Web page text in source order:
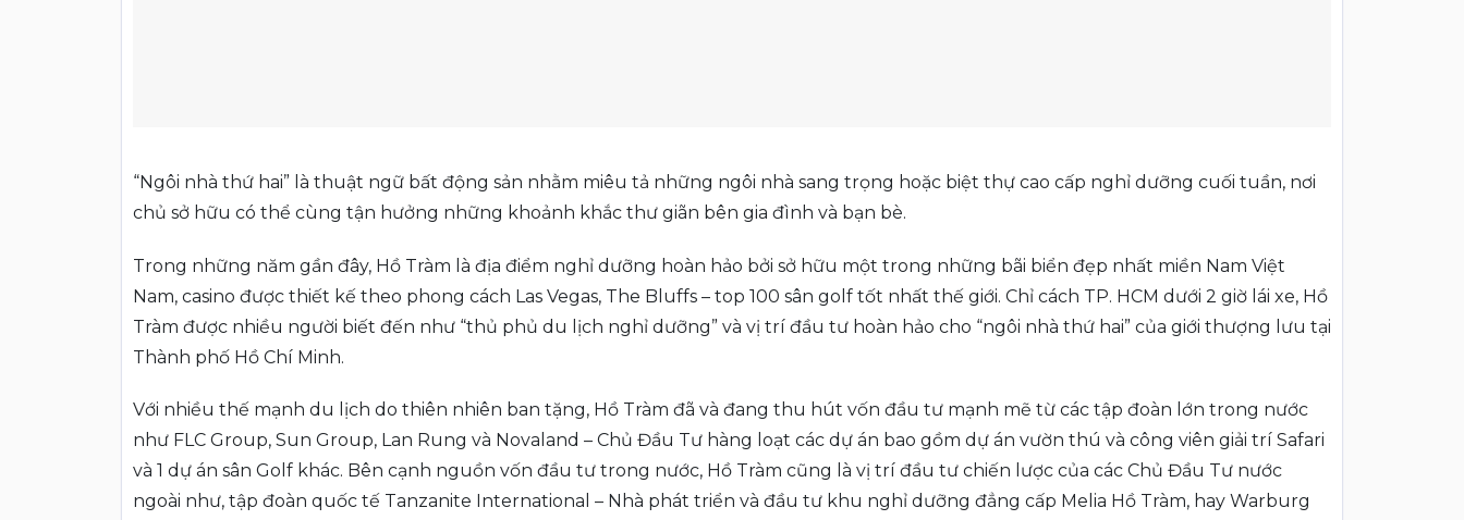
“Ngôi nhà thứ hai” là thuật ngữ bất động sản nhằm miêu tả những ngôi nhà sang trọng hoặc biệt thự cao cấp nghỉ dưỡng cuối tuần, nơi
chủ sở hữu có thể cùng tận hưởng những khoảnh khắc thư giãn bên gia đình và bạn bè.
Trong những năm gần đây, Hồ Tràm là địa điểm nghỉ dưỡng hoàn hảo bởi sở hữu một trong những bãi biển đẹp nhất miền Nam Việt
Nam, casino được thiết kế theo phong cách Las Vegas, The Bluffs – top 100 sân golf tốt nhất thế giới. Chỉ cách TP. HCM dưới 2 giờ lái xe, Hồ
Tràm được nhiều người biết đến như “thủ phủ du lịch nghỉ dưỡng” và vị trí đầu tư hoàn hảo cho “ngôi nhà thứ hai” của giới thượng lưu tại
Thành phố Hồ Chí Minh.
Với nhiều thế mạnh du lịch do thiên nhiên ban tặng, Hồ Tràm đã và đang thu hút vốn đầu tư mạnh mẽ từ các tập đoàn lớn trong nước
như FLC Group, Sun Group, Lan Rung và Novaland – Chủ Đầu Tư hàng loạt các dự án bao gồm dự án vườn thú và công viên giải trí Safari
và 1 dự án sân Golf khác. Bên cạnh nguồn vốn đầu tư trong nước, Hồ Tràm cũng là vị trí đầu tư chiến lược của các Chủ Đầu Tư nước
ngoài như, tập đoàn quốc tế Tanzanite International – Nhà phát triển và đầu tư khu nghỉ dưỡng đẳng cấp Melia Hồ Tràm, hay Warburg